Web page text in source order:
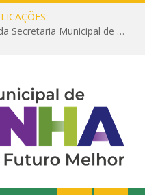
Prefeitura de Prainha, por meio da Secretaria Municipal de Educação, abre 354 vagas na área da Educação para 2025 com processo seletivo simplificado